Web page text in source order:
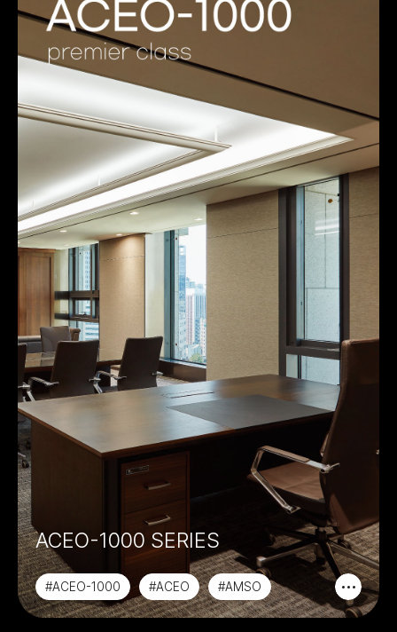
ACEO-1000 SERIES
#ACEO-1000 #ACEO
#AMSO
#PREMIER CLASS